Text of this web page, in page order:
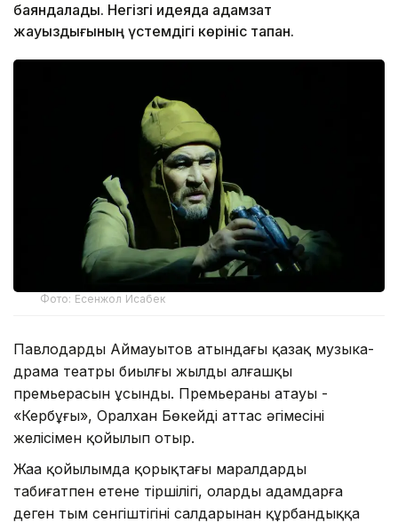
баяндалады. Негізгі идеяда адамзат
жауыздығының үстемдігі көрініс тапқан.
Фото: Есенжол Исабек
Павлодардың Аймауытов атындағы қазақ музыка-
драма театры биылғы жылдың алғашқы
премьерасын ұсынды. Премьераның атауы -
«Кербұғы», Оралхан Бөкейдің аттас әңгімесінің
желісімен қойылып отыр.
Жаңа қойылымда қорықтағы маралдардың
табиғатпен етене тіршілігі, олардың адамдарға
деген тым сенгіштігінің салдарынан құрбандыққа